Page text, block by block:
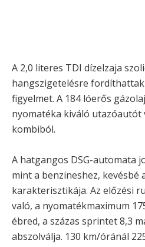
A 2,0 literes TDI dízelzaja
hangszigetelésre
figyelmet. A 184 lóerős
nyomatéka kiváló utazóautót
kombiból.
A hatgangos DSG-automata
mint a benzineshez, kevésbé
karakterisztikája. Az előzési
való, a nyomatékmaximum
ébred, a százas sprintet 8,3
abszolválja. 130 km/óránál